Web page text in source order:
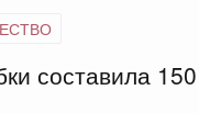
составила 150